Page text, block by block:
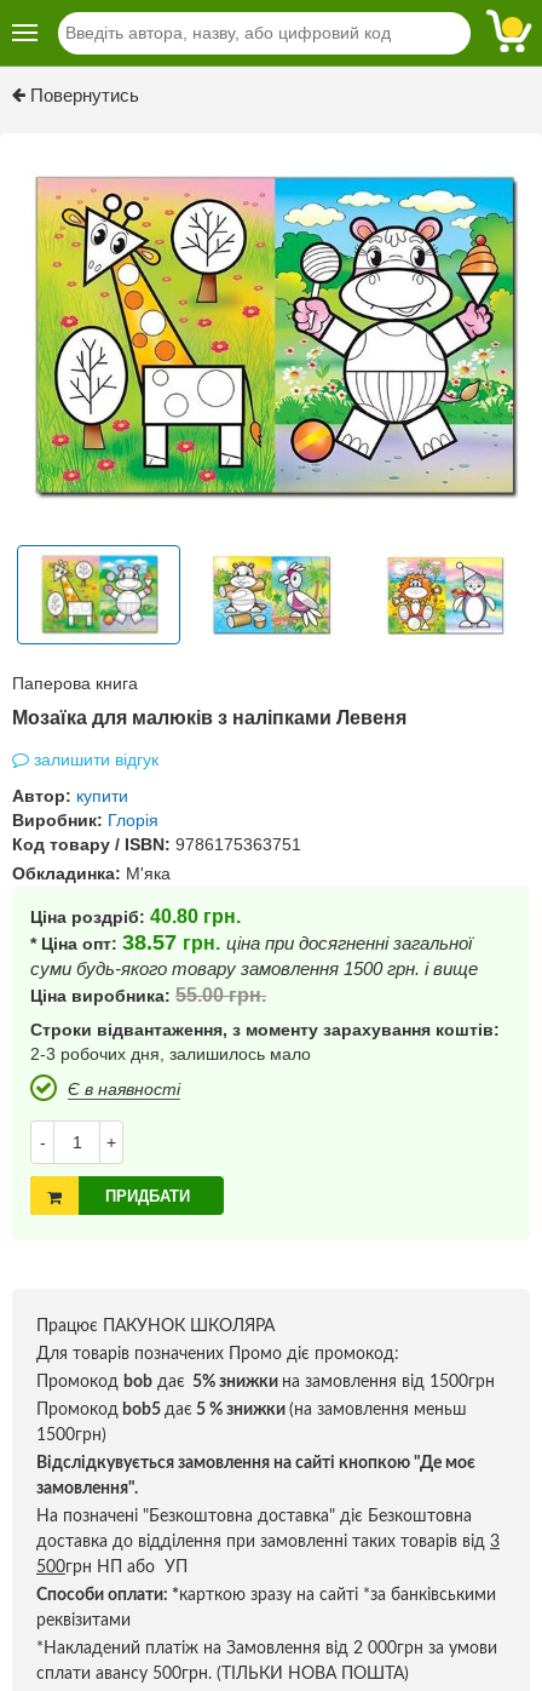
Повернутись
Паперова книга
Мозаїка для малюків з наліпками Левеня
залишити відгук
Автор: купити
Виробник: Глорія
Код товару / ISBN: 9786175363751
Обкладинка: М'яка
Ціна роздріб: 40.80 грн.
* Ціна опт: 38.57 грн. ціна при досягненні загальної
суми будь-якого товару замовлення 1500 грн. і вище
Ціна виробника: 55.00грн.
Строки відвантаження, з моменту зарахування коштів:
2-3 робочих дня, залишилось мало
Є в наявності
- +
ПРИДБАТИ
Працює ПАКУНОК ШКОЛЯРА
Для товарів позначених Промо діє промокод:
Промокод bob дає 5% знижки на замовлення від 1500грн
Промокод bob5 дає 5 % знижки (на замовлення меньш
1500грн)
Відслідкувується замовлення на сайті кнопкою "Де моє
замовлення".
На позначені "Безкоштовна доставка" діє Безкоштовна
доставка до відділення при замовленні таких товарів від 3
500грн НП або УП
Способи оплати: *карткою зразу на сайті *за банківськими
реквізитами
*Накладений платіж на Замовлення від 2 000грн за умови
сплати авансу 500грн. (ТІЛЬКИ НОВА ПОШТА)